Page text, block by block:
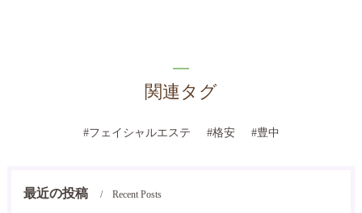
関連タグ
#フェイシャルエステ #格安 #豊中
最近の投稿 Recent Posts